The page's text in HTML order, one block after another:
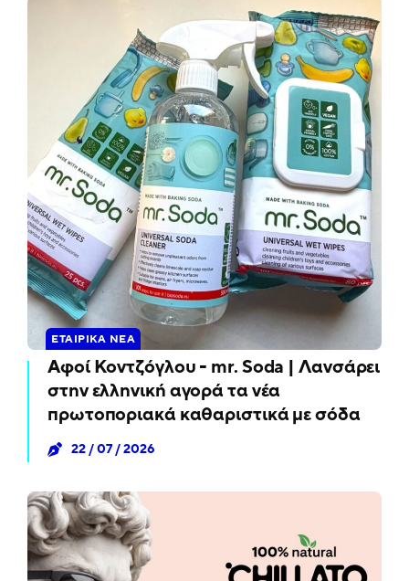
ΕΤΑΙΡΙΚΆ ΝΈΑ
Αφοί Κοντζόγλου - mr. Soda | Λανσάρει
στην ελληνική αγορά τα νέα
πρωτοποριακά καθαριστικά με σόδα
22 / 07 / 2026